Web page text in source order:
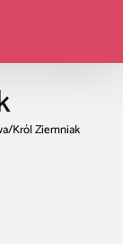
/Król Ziemniak